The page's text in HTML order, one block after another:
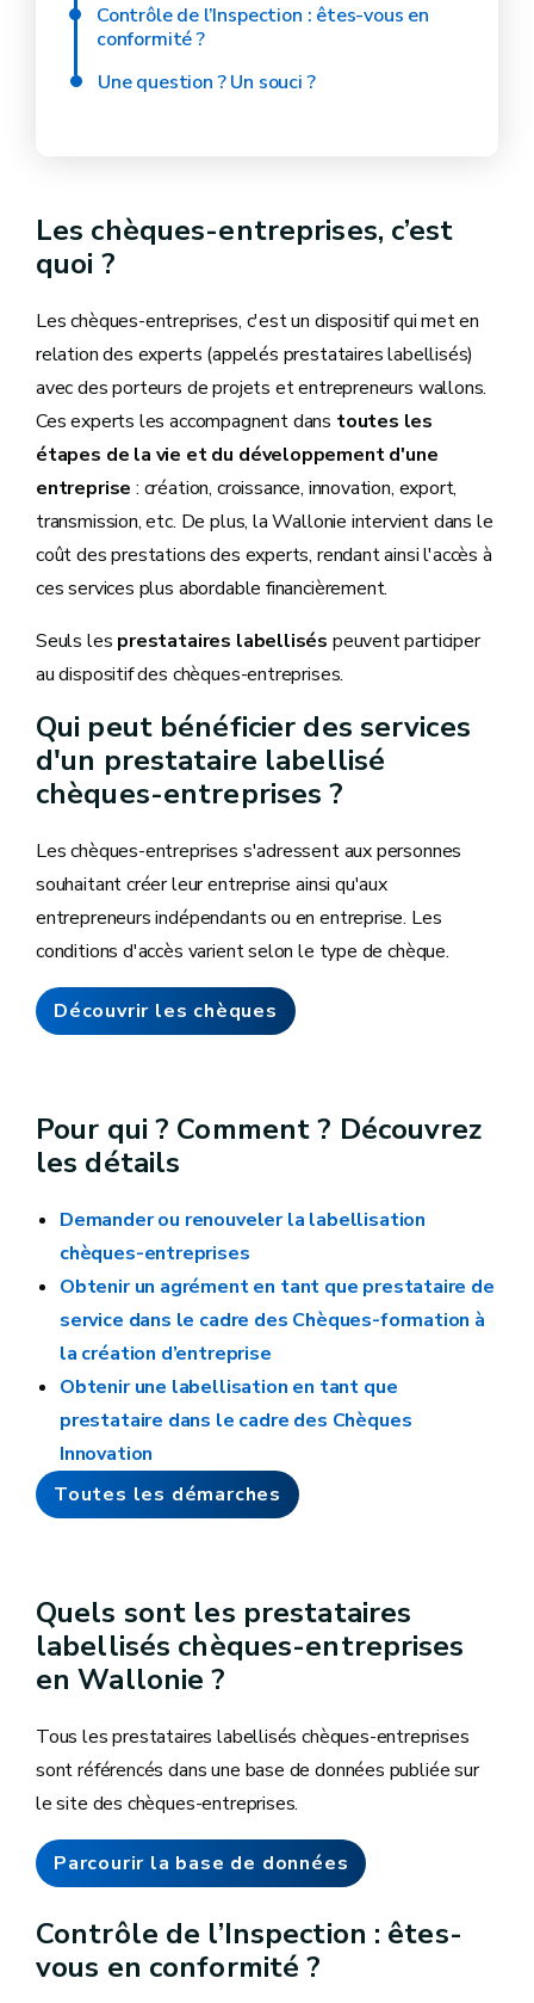
Contrôle de l’Inspection : êtes-vous en
conformité ?
Une question ? Un souci ?
Les chèques-entreprises, c’est
quoi ?
Les chèques-entreprises, c'est un dispositif qui met en
relation des experts (appelés prestataires labellisés)
avec des porteurs de projets et entrepreneurs wallons.
Ces experts les accompagnent dans toutes les
étapes de la vie et du développement d'une
entreprise : création, croissance, innovation, export,
transmission, etc. De plus, la Wallonie intervient dans le
coût des prestations des experts, rendant ainsi l'accès à
ces services plus abordable financièrement.
Seuls les prestataires labellisés peuvent participer
au dispositif des chèques-entreprises.
Qui peut bénéficier des services
d'un prestataire labellisé
chèques-entreprises ?
Les chèques-entreprises s'adressent aux personnes
souhaitant créer leur entreprise ainsi qu'aux
entrepreneurs indépendants ou en entreprise. Les
conditions d'accès varient selon le type de chèque.
Découvrir les chèques
Pour qui ? Comment ? Découvrez
les détails
Demander ou renouveler la labellisation
chèques-entreprises
Obtenir un agrément en tant que prestataire de
service dans le cadre des Chèques-formation à
la création d’entreprise
Obtenir une labellisation en tant que
prestataire dans le cadre des Chèques
Innovation
Toutes les démarches
Quels sont les prestataires
labellisés chèques-entreprises
en Wallonie ?
Tous les prestataires labellisés chèques-entreprises
sont référencés dans une base de données publiée sur
le site des chèques-entreprises.
Parcourir la base de données
Contrôle de l’Inspection : êtes-
vous en conformité ?